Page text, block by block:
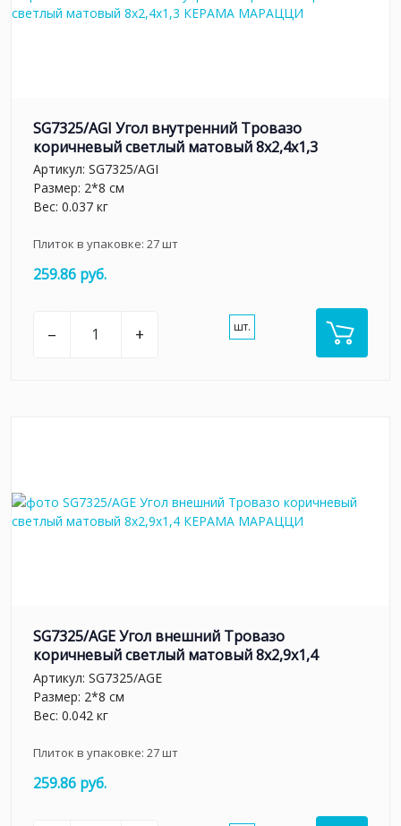
SG7325/AGI Угол внутренний Тровазо
коричневый светлый матовый 8x2,4x1,3
Артикул: SG7325/AGI
Размер: 2*8 см
Вес: 0.037 кг
Плиток в упаковке: 27шт
259.86 руб.
– + шт.
SG7325/AGE Угол внешний Тровазо
коричневый светлый матовый 8x2,9x1,4
Артикул: SG7325/AGE
Размер: 2*8 см
Вес: 0.042 кг
Плиток в упаковке: 27шт
259.86 руб.